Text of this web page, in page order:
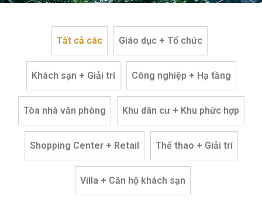
Tất cả các Giáo dục + Tổ chức
Khách sạn + Giải trí Công nghiệp + Hạ tầng
Tòa nhà văn phòng Khu dân cư + Khu phức hợp
Shopping Center + Retail Thể thao + Giải trí
Villa + Căn hộ khách sạn